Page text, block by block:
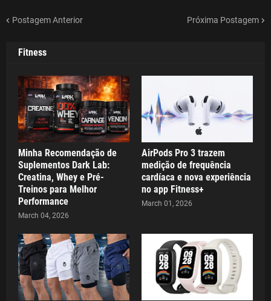
Postagem Anterior Próxima Postagem
Fitness
Minha Recomendação de
Suplementos Dark Lab:
Creatina, Whey e Pré-
Treinos para Melhor
Performance
March 04, 2026
AirPods Pro 3 trazem
medição de frequência
cardíaca e nova experiência
no app Fitness+
March 01, 2026